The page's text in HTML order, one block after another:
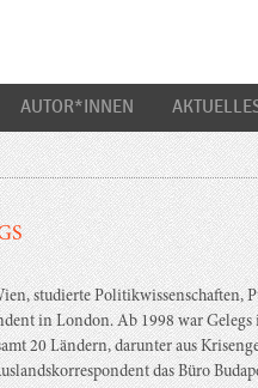
AUTOR*INNEN
studierte Politikwissenschaften,
in London. Ab 1998 war
20 Ländern, darunter aus
das Büro